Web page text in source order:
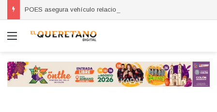
Menú